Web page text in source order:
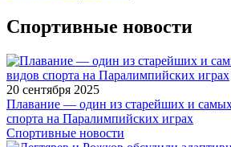
Спортивные новости
20 сентября 2025
Плавание — один из старейших и
спорта на Паралимпийских играх
Спортивные новости